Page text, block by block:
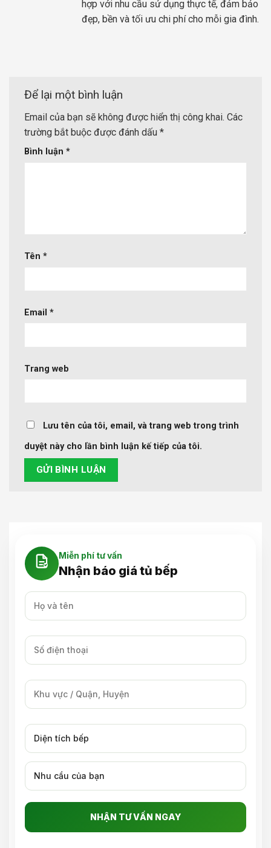
hợp với nhu cầu sử dụng thực tế, đảm bảo
đẹp, bền và tối ưu chi phí cho mỗi gia đình.
Để lại một bình luận
Email của bạn sẽ không được hiển thị công khai. Các
trường bắt buộc được đánh dấu *
Bình luận *
Tên *
Email *
Trang web
Lưu tên của tôi, email, và trang web trong trình
duyệt này cho lần bình luận kế tiếp của tôi.
Miễn phí tư vấn
Nhận báo giá tủ bếp